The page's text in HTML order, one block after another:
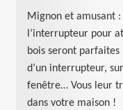
Mignon et amusant
l’interrupteur pour
bois seront parfaites
d’un interrupteur,
fenêtre… Vous leur
dans votre maison !